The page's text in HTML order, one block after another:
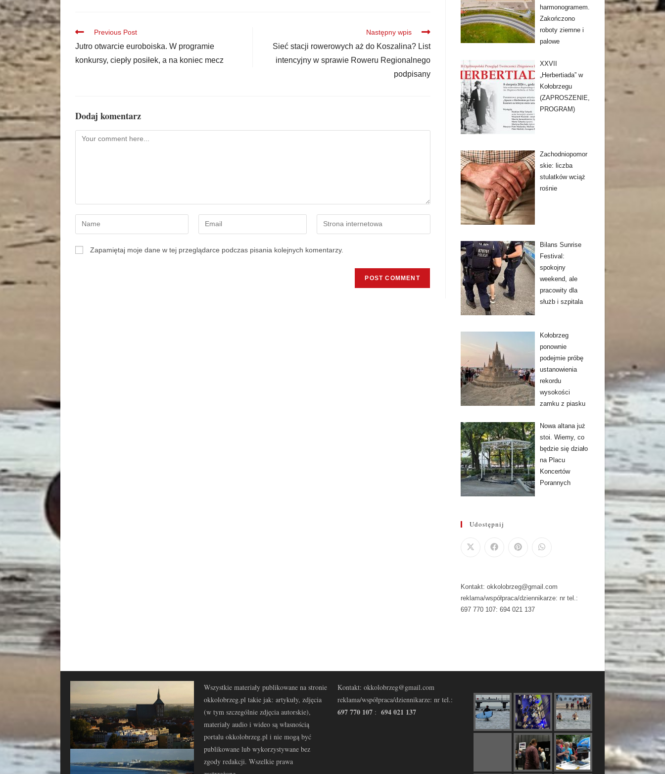
Previous Post
Jutro otwarcie euroboiska. W programie
konkursy, ciepły posiłek, a na koniec mecz
Następny wpis
Sieć stacji rowerowych aż do Koszalina? List
intencyjny w sprawie Roweru Regionalnego
podpisany
Dodaj komentarz
Zapamiętaj moje dane w tej przeglądarce podczas pisania kolejnych komentarzy.
harmonogramem.
Zakończono
roboty ziemne i
palowe
XXVII
„Herbertiada” w
Kołobrzegu
(ZAPROSZENIE,
PROGRAM)
Zachodniopomor
skie: liczba
stulatków wciąż
rośnie
Bilans Sunrise
Festival:
spokojny
weekend, ale
pracowity dla
służb i szpitala
Kołobrzeg
ponownie
podejmie próbę
ustanowienia
rekordu
wysokości
zamku z piasku
Nowa altana już
stoi. Wiemy, co
będzie się działo
na Placu
Koncertów
Porannych
Udostępnij
Kontakt: okkolobrzeg@gmail.com
reklama/współpraca/dziennikarze: nr tel.:
697 770 107: 694 021 137
Wszystkie materiały publikowane na stronie
okkolobrzeg.pl takie jak: artykuły, zdjęcia
(w tym szczególnie zdjęcia autorskie),
materiały audio i wideo są własnością
portalu okkolobrzeg.pl i nie mogą być
publikowane lub wykorzystywane bez
zgody redakcji. Wszelkie prawa
Kontakt: okkolobrzeg@gmail.com
reklama/współpraca/dziennikarze: nr tel.:
697 770 107 : 694 021 137